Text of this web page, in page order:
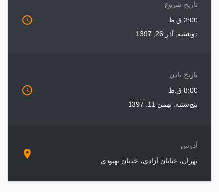
تاریخ شروع
2:00 ق.ظ
دوشنبه, آذر 26, 1397
access_time
تاریخ پایان
8:00 ق.ظ
پنج‌شنبه, بهمن 11, 1397
access_time
آدرس
تهران، خیابان آزادی، خیابان بهبودی
location_on